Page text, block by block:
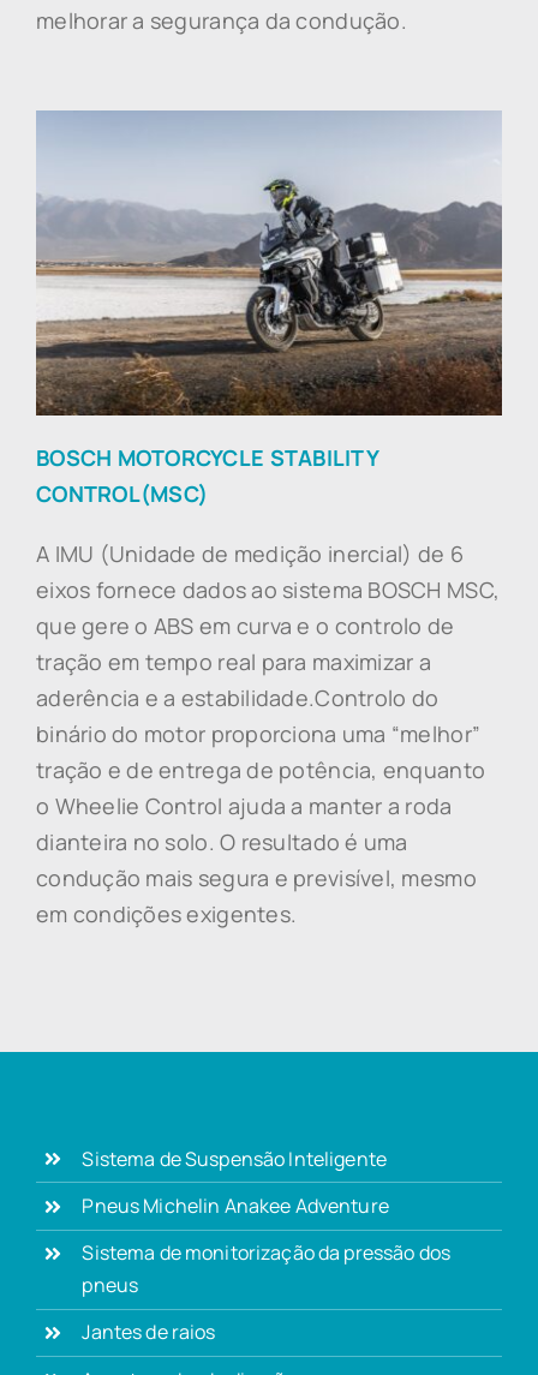
melhorar a segurança da condução.
BOSCH MOTORCYCLE STABILITY
CONTROL(MSC)
A IMU (Unidade de medição inercial) de 6
eixos fornece dados ao sistema BOSCH MSC,
que gere o ABS em curva e o controlo de
tração em tempo real para maximizar a
aderência e a estabilidade.Controlo do
binário do motor proporciona uma “melhor”
tração e de entrega de potência, enquanto
o Wheelie Control ajuda a manter a roda
dianteira no solo. O resultado é uma
condução mais segura e previsível, mesmo
em condições exigentes.
Sistema de Suspensão Inteligente
Pneus Michelin Anakee Adventure
Sistema de monitorização da pressão dos
pneus
Jantes de raios